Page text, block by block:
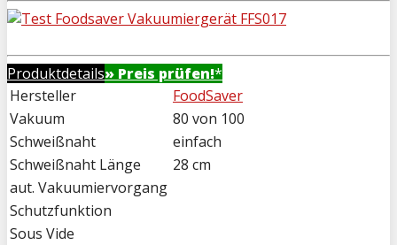
Produktdetails» Preis prüfen!*
Hersteller
FoodSaver
Vakuum
80 von 100
Schweißnaht
einfach
Schweißnaht Länge
28 cm
aut. Vakuumiervorgang
Schutzfunktion
Sous Vide